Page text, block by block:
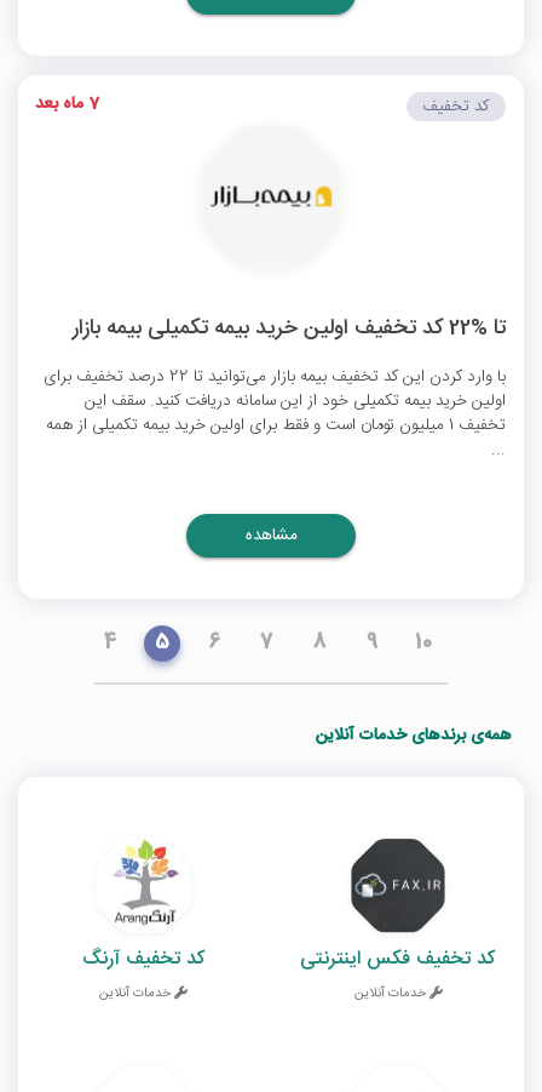
تا %22 کد تخفیف اولین خرید بیمه تکمیلی بیمه بازار
با وارد کردن این کد تخفیف بیمه بازار می‌توانید تا 22 درصد تخفیف برای
اولین خرید بیمه تکمیلی خود از این سامانه دریافت کنید. سقف این
تخفیف 1 میلیون تومان است و فقط برای اولین خرید بیمه تکمیلی از همه
...
کد تخفیف 7 ماه بعد
مشاهده
4 5 6 7 8 9 10
همه‌ی برندهای خدمات آنلاین
کد تخفیف فکس اینترنتی
خدمات آنلاین
کد تخفیف آرنگ
خدمات آنلاین